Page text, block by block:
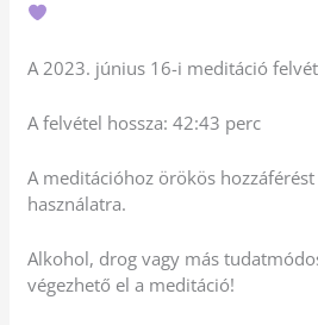
A 2023. június 16-i meditáció
A felvétel hossza: 42:43 perc
A meditációhoz örökös
használatra.
Alkohol, drog vagy más
végezhető el a meditáció!